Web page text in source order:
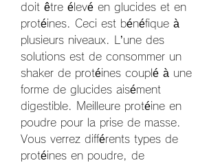
doit être élevé en glucides et en
protéines. Ceci est bénéfique à
plusieurs niveaux. L’une des
solutions est de consommer un
shaker de protéines couplé à une
forme de glucides aisément
digestible. Meilleure protéine en
poudre pour la prise de masse.
Vous verrez différents types de
protéines en poudre, de